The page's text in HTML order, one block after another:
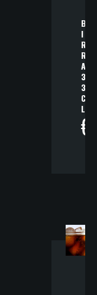
B
I
R
R
A
3
3
C
L
€